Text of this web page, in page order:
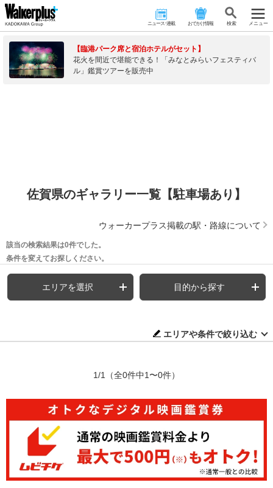
ニュース･連載 おでかけ情報 検 索 メニュー
【臨港パーク席と宿泊ホテルがセット】
花火を間近で堪能できる！「みなとみらいフェスティバ
ル」鑑賞ツアーを販売中
佐賀県のギャラリー一覧【駐車場あり】
ウォーカープラス掲載の駅・路線について
該当の検索結果は0件でした。
条件を変えてお探しください。
エリアを選択 目的から探す
エリアや条件で絞り込む
1/1 （全0件中1〜0件）